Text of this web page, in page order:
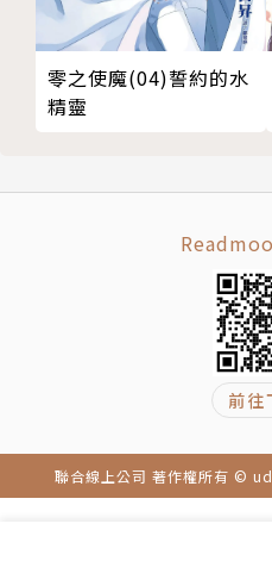
零之使魔(04)誓約的水
精靈
前往
聯合線上公司 著作權所有 ©